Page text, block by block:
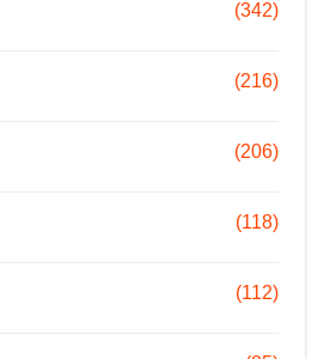
(342)
(216)
(206)
(118)
(112)